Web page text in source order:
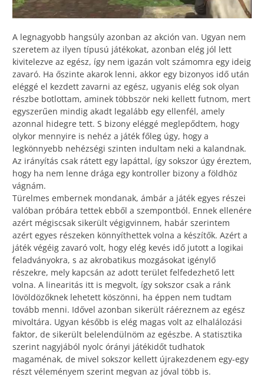
A legnagyobb hangsúly azonban az akción van. Ugyan nem
szeretem az ilyen típusú játékokat, azonban elég jól lett
kivitelezve az egész, így nem igazán volt számomra egy ideig
zavaró. Ha őszinte akarok lenni, akkor egy bizonyos idő után
eléggé el kezdett zavarni az egész, ugyanis elég sok olyan
részbe botlottam, aminek többször neki kellett futnom, mert
egyszerűen mindig akadt legalább egy ellenfél, amely
azonnal hidegre tett. S bizony eléggé meglepődtem, hogy
olykor mennyire is nehéz a játék főleg úgy, hogy a
legkönnyebb nehézségi szinten indultam neki a kalandnak.
Az irányítás csak rátett egy lapáttal, így sokszor úgy éreztem,
hogy ha nem lenne drága egy kontroller bizony a földhöz
vágnám.
Türelmes embernek mondanak, ámbár a játék egyes részei
valóban próbára tettek ebből a szempontból. Ennek ellenére
azért mégiscsak sikerült végigvinnem, habár szerintem
azért egyes részeken könnyíthettek volna a készítők. Azért a
játék végéig zavaró volt, hogy elég kevés idő jutott a logikai
feladványokra, s az akrobatikus mozgásokat igénylő
részekre, mely kapcsán az adott terület felfedezhető lett
volna. A linearitás itt is megvolt, így sokszor csak a ránk
lövöldözőknek lehetett köszönni, ha éppen nem tudtam
tovább menni. Idővel azonban sikerült ráéreznem az egész
mivoltára. Ugyan később is elég magas volt az elhalálozási
faktor, de sikerült belelendülnöm az egészbe. A statisztika
szerint nagyjából nyolc órányi játékidőt tudhatok
magaménak, de mivel sokszor kellett újrakezdenem egy-egy
részt véleményem szerint megvan az jóval több is.